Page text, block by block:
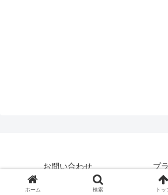
お問い合わせ
プ
© 2019 はいえんどとぴっ
ホーム 検索 トッ